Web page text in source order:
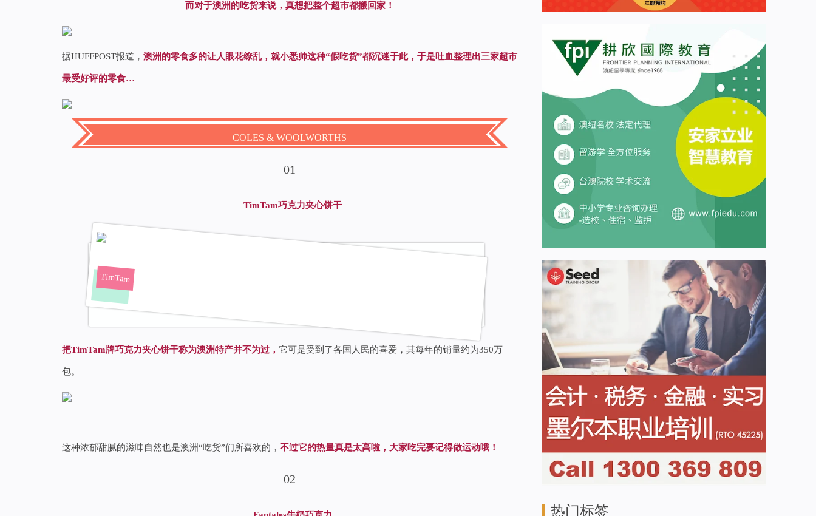
而对于澳洲的吃货来说，真想把整个超市都搬回家！
据HUFFPOST报道， 澳洲的零食多的让人眼花缭乱，就小悉帅这种“假吃货”都沉迷于此，于是吐血整理出三家超市
最受好评的零食…
COLES & WOOLWORTHS
01
TimTam巧克力夹心饼干
TimTam
把TimTam牌巧克力夹心饼干称为澳洲特产并不为过， 它可是受到了各国人民的喜爱，其每年的销量约为350万
包。
这种浓郁甜腻的滋味自然也是澳洲“吃货”们所喜欢的， 不过它的热量真是太高啦，大家吃完要记得做运动哦！
02
热门标签